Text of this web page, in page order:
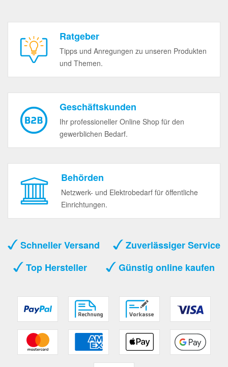
Ratgeber
Tipps und Anregungen zu unseren Produkten
und Themen.
Geschäftskunden
Ihr professioneller Online Shop für den
gewerblichen Bedarf.
Behörden
Netzwerk- und Elektrobedarf für öffentliche
Einrichtungen.
Schneller Versand
Zuverlässiger Service
Top Hersteller
Günstig online kaufen